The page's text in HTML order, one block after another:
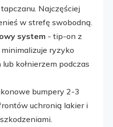
Najczęściej
w strefę swobodną.
system - tip-on z
ryzyko
kołnierzem podczas
bumpery 2-3
uchronią lakier i